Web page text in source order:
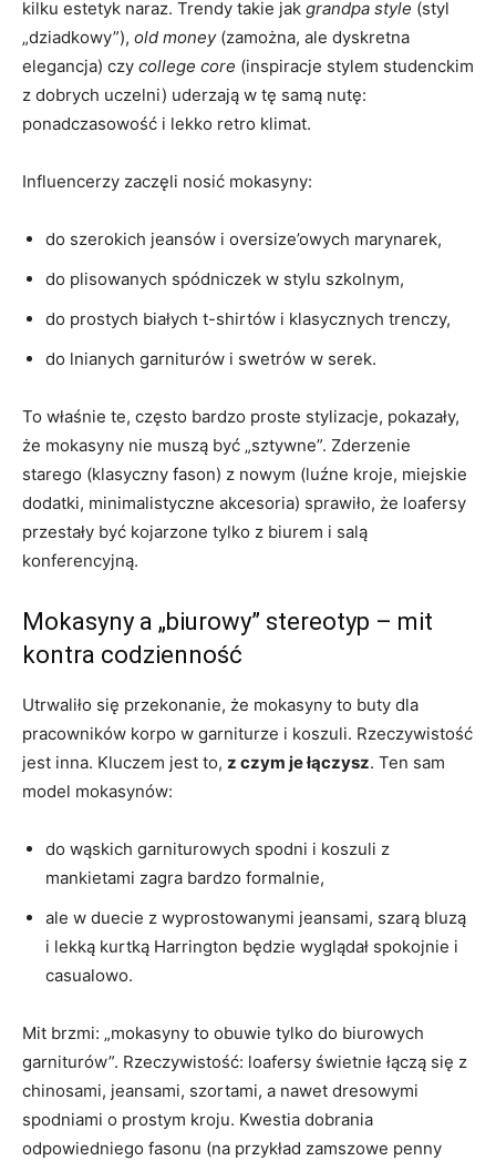
kilku estetyk naraz. Trendy takie jak grandpa style (styl
„dziadkowy”), old money(zamożna, ale dyskretna
elegancja) czy college core (inspiracje stylem studenckim
z dobrych uczelni) uderzają w tę samą nutę:
ponadczasowość i lekko retro klimat.
Influencerzy zaczęli nosić mokasyny:
do szerokich jeansów i oversize’owych marynarek,
do plisowanych spódniczek w stylu szkolnym,
do prostych białych t-shirtów i klasycznych trenczy,
do lnianych garniturów i swetrów w serek.
To właśnie te, często bardzo proste stylizacje, pokazały,
że mokasyny nie muszą być „sztywne”. Zderzenie
starego (klasyczny fason) z nowym (luźne kroje, miejskie
dodatki, minimalistyczne akcesoria) sprawiło, że loafersy
przestały być kojarzone tylko z biurem i salą
konferencyjną.
Mokasyny a „biurowy” stereotyp – mit
kontra codzienność
Utrwaliło się przekonanie, że mokasyny to buty dla
pracowników korpo w garniturze i koszuli. Rzeczywistość
jest inna. Kluczem jest to, z czym je łączysz. Ten sam
model mokasynów:
do wąskich garniturowych spodni i koszuli z
mankietami zagra bardzo formalnie,
ale w duecie z wyprostowanymi jeansami, szarą bluzą
i lekką kurtką Harrington będzie wyglądał spokojnie i
casualowo.
Mit brzmi: „mokasyny to obuwie tylko do biurowych
garniturów”. Rzeczywistość: loafersy świetnie łączą się z
chinosami, jeansami, szortami, a nawet dresowymi
spodniami o prostym kroju. Kwestia dobrania
odpowiedniego fasonu (na przykład zamszowe penny